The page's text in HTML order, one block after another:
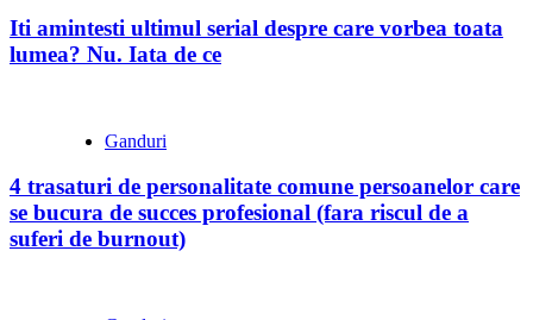
Iti amintesti ultimul serial despre care vorbea toata
lumea? Nu. Iata de ce
Ganduri
4 trasaturi de personalitate comune persoanelor care
se bucura de succes profesional (fara riscul de a
suferi de burnout)